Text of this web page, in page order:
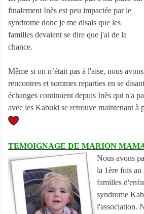
finalement Inès est peu impactée par le
syndrome donc je me disais que les
familles devaient se dire que j'ai de la
chance.
Même si on n’était pas à l'aise, nous
rencontres et sommes reparties en se
échanges continuent depuis Inès qui n'a
avec les Kabuki se retrouve maintenant à
TEMOIGNAGE DE MARION
Nous avons
la 1ère fois au
familles
syndrome
l'association.